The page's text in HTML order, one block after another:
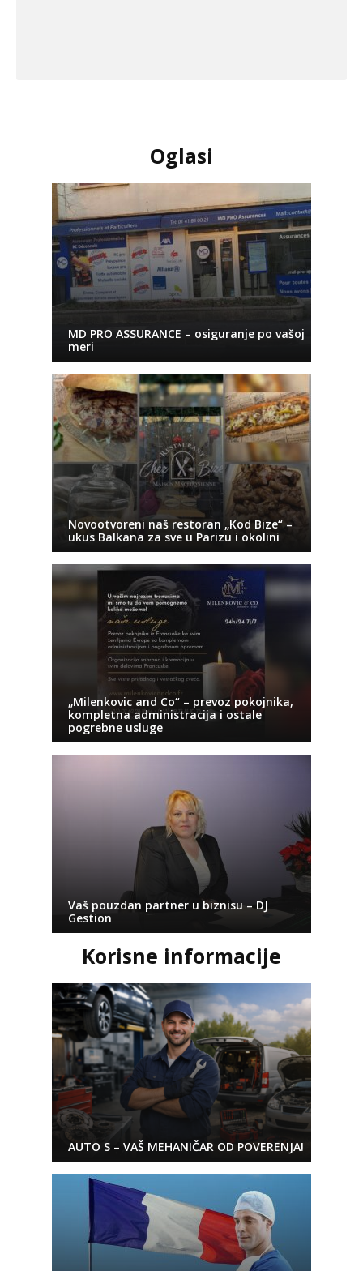
Oglasi
MD PRO ASSURANCE – osiguranje po vašoj
meri
Novootvoreni naš restoran „Kod Bize“ –
ukus Balkana za sve u Parizu i okolini
„Milenkovic and Co“ – prevoz pokojnika,
kompletna administracija i ostale
pogrebne usluge
Vaš pouzdan partner u biznisu – DJ
Gestion
Korisne informacije
AUTO S – VAŠ MEHANIČAR OD POVERENJA!